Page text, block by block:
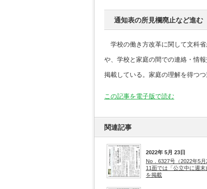
通知表の所見欄廃止など進
学校の働き方改革に関して文科
や、学校と家庭の間での連絡・情
掲載している。家庭の理解を得つ
この記事を電子版で読む
関連記事
2022年 5月 23日
No．6327号（2022年5月
11面では「公立中に週末
を掲載